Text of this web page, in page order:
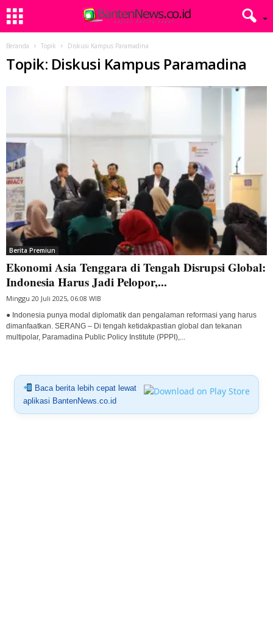
Beranda Topik Diskusi Kampus Paramadina
Topik: Diskusi Kampus Paramadina
Berita Premiun
Ekonomi Asia Tenggara di Tengah Disrupsi Global:
Indonesia Harus Jadi Pelopor,...
Minggu 20 Juli 2025, 06:08 WIB
● Indonesia punya modal diplomatik dan pengalaman reformasi yang harus
dimanfaatkan. SERANG – Di tengah ketidakpastian global dan tekanan
multipolar, Paramadina Public Policy Institute (PPPI),...
Baca berita lebih cepat lewat
aplikasi BantenNews.co.id